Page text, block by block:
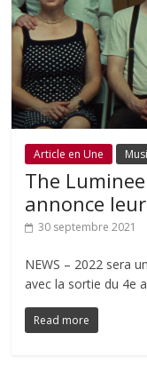
Article en Une
The
annonce
30 septembre 2021
NEWS – 2022 sera
avec la sortie du 4e
Read more